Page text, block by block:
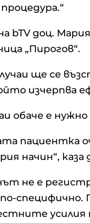
bTV доц.
„Пирогов“.
ще се
изчерпва
обаче е
пациентка
начин“,
не е
по-